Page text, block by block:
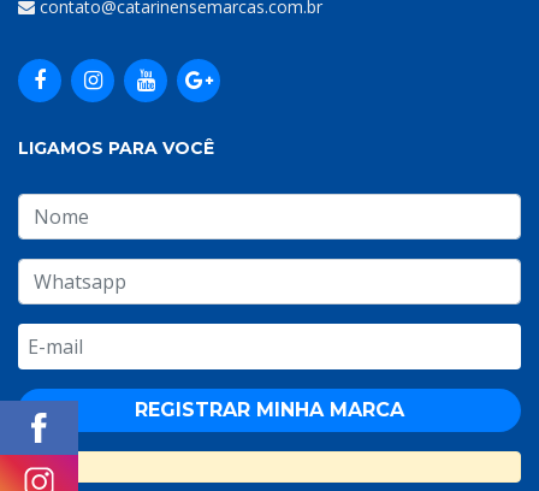
contato@catarinensemarcas.com.br
LIGAMOS PARA VOCÊ